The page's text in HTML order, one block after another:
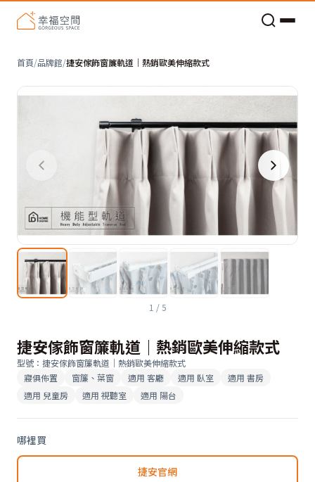
首頁/品牌館/捷安傢飾窗簾軌道｜熱銷歐美伸縮款式
1 /5
捷安傢飾窗簾軌道｜熱銷歐美伸縮款式
型號 ： 捷安傢飾窗簾軌道｜熱銷歐美伸縮款式
寢俱佈置
窗簾、葉窗 適用 客廳 適用 臥室 適用 書房
適用 兒童房 適用 視聽室 適用 陽台
哪裡買
捷安官網